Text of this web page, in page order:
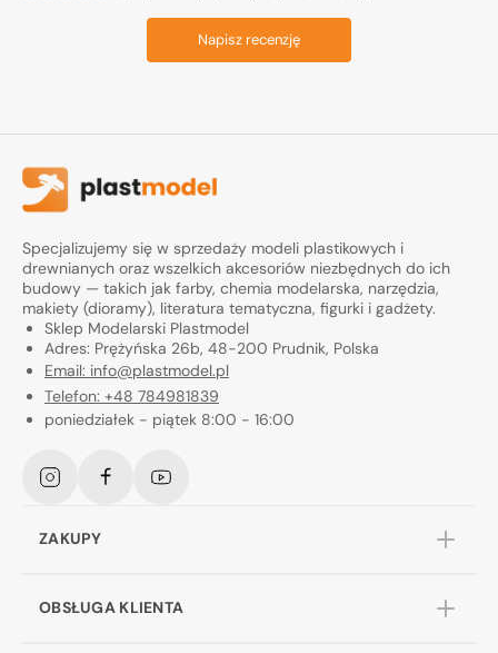
Napisz recenzję
Specjalizujemy się w sprzedaży modeli plastikowych i
drewnianych oraz wszelkich akcesoriów niezbędnych do ich
budowy — takich jak farby, chemia modelarska, narzędzia,
makiety (dioramy), literatura tematyczna, figurki i gadżety.
Sklep Modelarski Plastmodel
Adres: Prężyńska 26b, 48-200 Prudnik, Polska
Email: info@plastmodel.pl
Telefon: +48 784981839
poniedziałek - piątek 8:00 - 16:00
InstagramFacebookYouTube
ZAKUPY
OBSŁUGA KLIENTA